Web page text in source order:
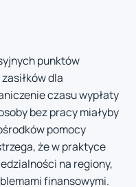
punktów
dla
czasu wypłaty
bez pracy miałyby
pomocy
że w praktyce
na regiony,
finansowymi.